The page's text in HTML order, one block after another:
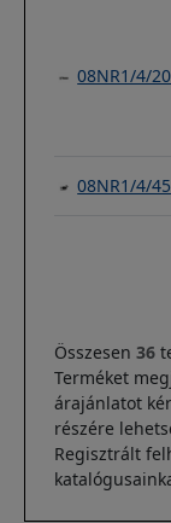
08NR1/4/
08NR1/4/45
Összesen 36
Terméket
árajánlatot
részére
Regisztrált